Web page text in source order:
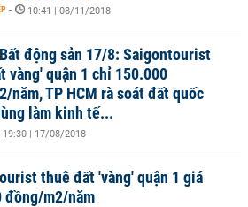
- 10:41 | 08/11/2018
động sản 17/8: Saigontourist
vàng' quận 1 chỉ 150.000
năm, TP HCM rà soát đất quốc
làm kinh tế...
19:30 | 17/08/2018
thuê đất 'vàng' quận 1 giá
đồng/m2/năm